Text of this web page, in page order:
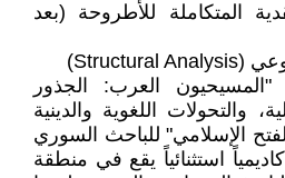
المتكاملة للأطروحة (بعد
"المسيحيون العرب: الجذور
والتحولات اللغوية والدينية
الإسلامي" للباحث السوري
استثنائياً يقع في منطقة